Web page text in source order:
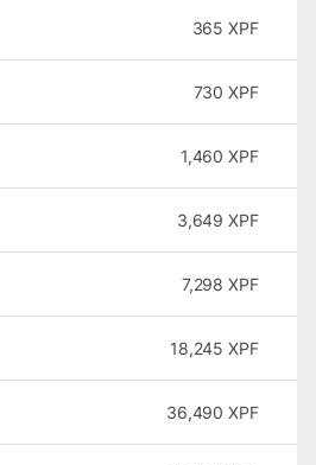
365 XPF
730 XPF
1,460 XPF
3,649 XPF
7,298 XPF
18,245 XPF
36,490 XPF